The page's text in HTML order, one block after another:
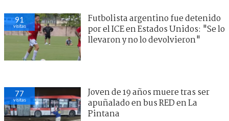
91
visitas
Futbolista argentino fue detenido
por el ICE en Estados Unidos: "Se lo
llevaron y no lo devolvieron"
77
visitas
Joven de 19 años muere tras ser
apuñalado en bus RED en La
Pintana